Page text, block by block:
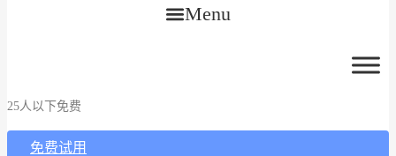
Menu
25人以下免费
免费试用